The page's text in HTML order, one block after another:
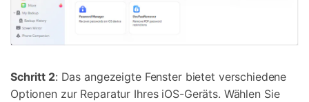
Schritt 2: Das angezeigte Fenster bietet verschiedene
Optionen zur Reparatur Ihres iOS-Geräts. Wählen Sie